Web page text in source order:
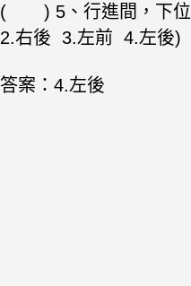
( ) 5、行進間，下位
2.右後 3.左前 4.左後)
答案：4.左後